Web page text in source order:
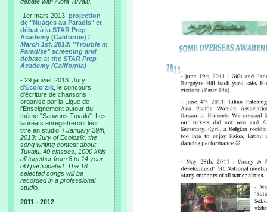
-1er mars 2013: projection
de "Nuages au Paradis" et
débat à la STAR Prep
Academy (Californie) /
March 1st, 2013: "Trouble in
Paradise" screening and
debate at the STAR Prep
Academy (California)
- 29 janvier 2013: Jury
d'Ecolo'zik , le concours
d'écriture de chansons
organisé par la Ligue de
l'Enseignement autour du
thème "Sauvons Tuvalu". Les
lauréats enregistreront leur
titre en studio. / January 29th,
2013: Jury of Ecolozik, the
song writing contest about
Tuvalu. 40 classes, 1000 kids
all together from 8 to 14 year
old participated. The 18
selected songs will be
recorded in a professional
studio.
2011 - 2012